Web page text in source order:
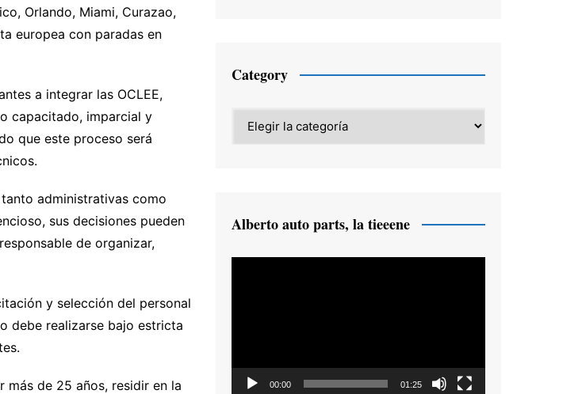
Orlando, Miami, Curazao,
europea con paradas en
a integrar las OCLEE,
capacitado, imparcial y
que este proceso será
administrativas como
sus decisiones pueden
de organizar,
y selección del personal
debe realizarse bajo estricta
más de 25 años, residir en la
Category
Alberto auto parts, la tieeene
00:00 01:25